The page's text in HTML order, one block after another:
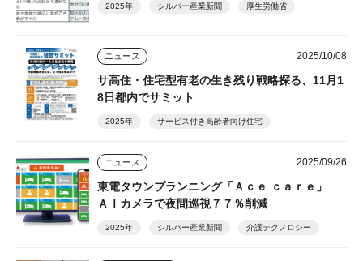
2025年 シルバー産業新聞 厚生労働省
ニュース 2025/10/08
サ高住・住宅型有老の生き残り戦略探る、11月1
8日都内でサミット
2025年 サービス付き高齢者向け住宅
ニュース 2025/09/26
東電タウンプランニング「Ａｃｅ ｃａｒｅ」
ＡＩカメラで夜間巡視７７％削減
2025年 シルバー産業新聞 介護テクノロジー